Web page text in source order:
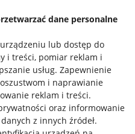
dane personalne
lub dostęp do
i treści, pomiar reklam i
usług. Zapewnienie
i naprawianie
reklam i treści.
oraz informowanie
z innych źródeł.